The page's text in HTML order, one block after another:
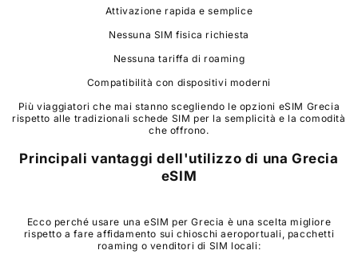
Attivazione rapida e semplice
Nessuna SIM fisica richiesta
Nessuna tariffa di roaming
Compatibilità con dispositivi moderni
Più viaggiatori che mai stanno scegliendo le opzioni eSIM Grecia
rispetto alle tradizionali schede SIM per la semplicità e la comodità
che offrono.
Principali vantaggi dell'utilizzo di una Grecia
eSIM
Ecco perché usare una eSIM per Grecia è una scelta migliore
rispetto a fare affidamento sui chioschi aeroportuali, pacchetti
roaming o venditori di SIM locali: